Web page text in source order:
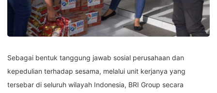
Sebagai bentuk tanggung jawab sosial perusahaan dan
kepedulian terhadap sesama, melalui unit kerjanya yang
tersebar di seluruh wilayah Indonesia, BRI Group secara